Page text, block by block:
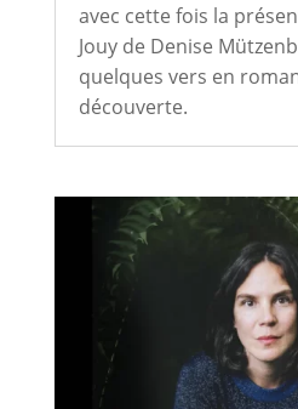
avec cette fois la
Jouy de Denise
quelques vers en
découverte.